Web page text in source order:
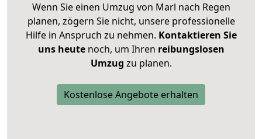
Wenn Sie einen Umzug von Marl nach Regen
planen, zögern Sie nicht, unsere professionelle
Hilfe in Anspruch zu nehmen. Kontaktieren Sie
uns heutenoch, um Ihren reibungslosen
Umzug zu planen.
Kostenlose Angebote erhalten